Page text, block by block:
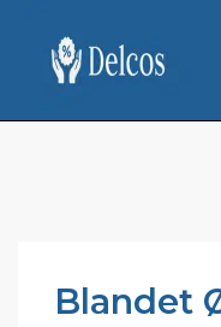
Blandet